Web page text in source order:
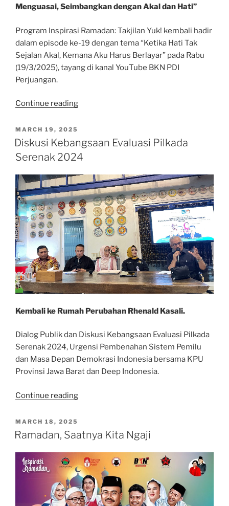
Menguasai, Seimbangkan dengan Akal dan Hati”
Program Inspirasi Ramadan: Takjilan Yuk! kembali hadir
dalam episode ke-19 dengan tema “Ketika Hati Tak
Sejalan Akal, Kemana Aku Harus Berlayar” pada Rabu
(19/3/2025), tayang di kanal YouTube BKN PDI
Perjuangan.
Continue reading“Ketika
Sejalan
Akal,
Aku
Harus
Berlayar”
POSTED
ON
MARCH 19, 2025
Diskusi Kebangsaan Evaluasi Pilkada
Serenak 2024
Kembali ke Rumah Perubahan Rhenald Kasali.
Dialog Publik dan Diskusi Kebangsaan Evaluasi Pilkada
Serenak 2024, Urgensi Pembenahan Sistem Pemilu
dan Masa Depan Demokrasi Indonesia bersama KPU
Provinsi Jawa Barat dan Deep Indonesia.
Continue reading“Diskusi
Pilkada
2024”
POSTED
ON
MARCH 18, 2025
Ramadan, Saatnya Kita Ngaji